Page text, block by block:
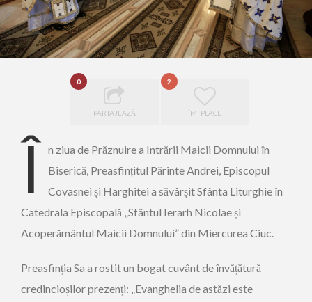
0
PARTAJEAZĂ
2
ÎMI PLACE
Î n ziua de Prăznuire a Intrării Maicii Domnului în
Biserică, Preasfințitul Părinte Andrei, Episcopul
Covasnei și Harghitei a săvârșit Sfânta Liturghie în
Catedrala Episcopală „Sfântul Ierarh Nicolae și
Acoperământul Maicii Domnului” din Miercurea Ciuc.
Preasfinția Sa a rostit un bogat cuvânt de învățătură
credincioșilor prezenți: „Evanghelia de astăzi este